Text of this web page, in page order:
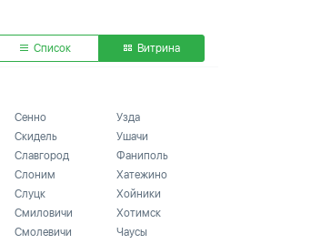
Список Витрина
Сенно
Скидель
Славгород
Слоним
Слуцк
Смиловичи
Смолевичи
Узда
Ушачи
Фаниполь
Хатежино
Хойники
Хотимск
Чаусы